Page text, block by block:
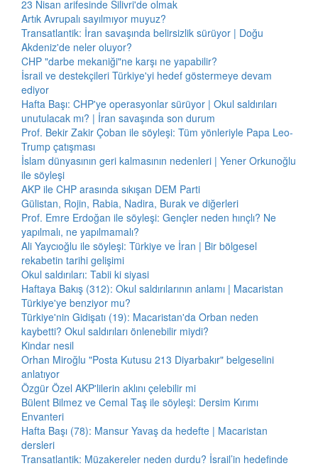
23 Nisan arifesinde Silivri'de olmak
Artık Avrupalı sayılmıyor muyuz?
Transatlantik: İran savaşında belirsizlik sürüyor | Doğu
Akdeniz'de neler oluyor?
CHP "darbe mekaniği"ne karşı ne yapabilir?
İsrail ve destekçileri Türkiye'yi hedef göstermeye devam
ediyor
Hafta Başı: CHP'ye operasyonlar sürüyor | Okul saldırıları
unutulacak mı? | İran savaşında son durum
Prof. Bekir Zakir Çoban ile söyleşi: Tüm yönleriyle Papa Leo-
Trump çatışması
İslam dünyasının geri kalmasının nedenleri | Yener Orkunoğlu
ile söyleşi
AKP ile CHP arasında sıkışan DEM Parti
Gülistan, Rojin, Rabia, Nadira, Burak ve diğerleri
Prof. Emre Erdoğan ile söyleşi: Gençler neden hınçlı? Ne
yapılmalı, ne yapılmamalı?
Ali Yaycıoğlu ile söyleşi: Türkiye ve İran | Bir bölgesel
rekabetin tarihi gelişimi
Okul saldırıları: Tabii ki siyasi
Haftaya Bakış (312): Okul saldırılarının anlamı | Macaristan
Türkiye'ye benziyor mu?
Türkiye'nin Gidişatı (19): Macaristan'da Orban neden
kaybetti? Okul saldırıları önlenebilir miydi?
Kindar nesil
Orhan Miroğlu "Posta Kutusu 213 Diyarbakır" belgeselini
anlatıyor
Özgür Özel AKP'lilerin aklını çelebilir mi
Bülent Bilmez ve Cemal Taş ile söyleşi: Dersim Kırımı
Envanteri
Hafta Başı (78): Mansur Yavaş da hedefte | Macaristan
dersleri
Transatlantik: Müzakereler neden durdu? İsrail’in hedefinde